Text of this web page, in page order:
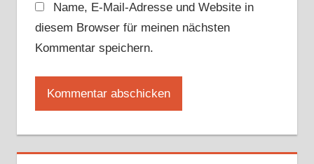
Name, E-Mail-Adresse und Website in
diesem Browser für meinen nächsten
Kommentar speichern.